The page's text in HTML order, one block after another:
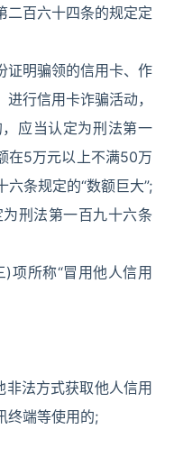
二百六十四条的规定定
证明骗领的信用卡、作
行信用卡诈骗活动，
应当认定为刑法第一
在5万元以上不满50万
条规定的“数额巨大”;
刑法第一百九十六条
项所称“冒用他人信用
法方式获取他人信用
终端等使用的;